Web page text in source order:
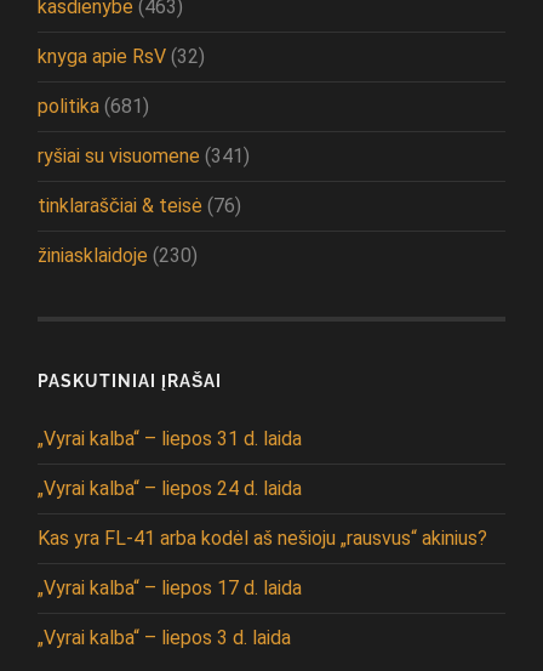
kasdienybė (463)
knyga apie RsV (32)
politika (681)
ryšiai su visuomene (341)
tinklaraščiai & teisė (76)
žiniasklaidoje (230)
PASKUTINIAI ĮRAŠAI
„Vyrai kalba“ – liepos 31 d. laida
„Vyrai kalba“ – liepos 24 d. laida
Kas yra FL-41 arba kodėl aš nešioju „rausvus“ akinius?
„Vyrai kalba“ – liepos 17 d. laida
„Vyrai kalba“ – liepos 3 d. laida